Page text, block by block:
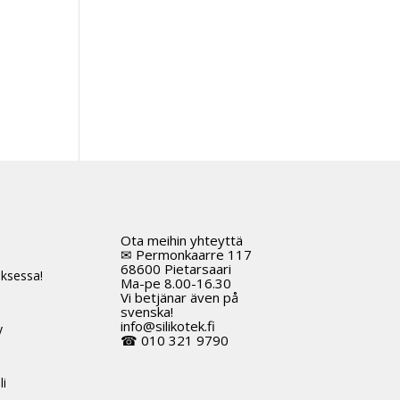
Ota meihin yhteyttä
✉ Permonkaarre 117
68600 Pietarsaari
Ma-pe 8.00-16.30
Vi betjänar även på
svenska!
info@silikotek.fi
☎ 010 321 9790